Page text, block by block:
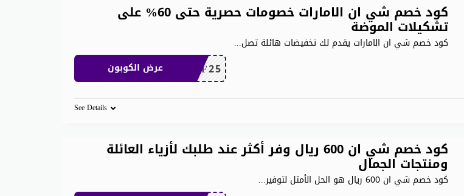
كود خصم شي ان الامارات خصومات حصرية حتى 60% على
تشكيلات الموضة
كود خصم شي ان الامارات يقدم لك تخفيضات هائلة تصل...
MEAF25 عرض الكوبون
See Details
كود خصم شي ان 600 ريال وفر أكثر عند طلبك لأزياء العائلة
ومنتجات الجمال
كود خصم شي ان 600 ريال هو الحل الأمثل لتوفير ...